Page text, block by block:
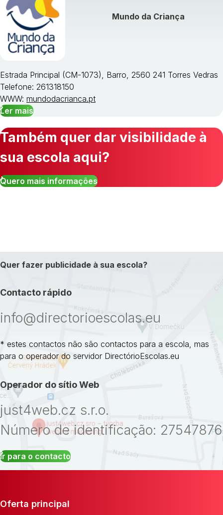
Mundo da Criança
Estrada Principal (CM-1073), Barro, 2560 241 Torres Vedras
Telefone: 261318150
WWW: mundodacrianca.pt
Ler mais
Também quer dar visibilidade à
sua escola aqui?
Quero mais informações
Quer fazer publicidade à sua escola?
Contacto rápido
info@directorioescolas.eu
* estes contactos não são contactos para a escola, mas
para o operador do servidor DirectórioEscolas.eu
Operador do sítio Web
just4web.cz s.r.o.
Número de identificação: 27547876
Ir para o contacto
Oferta principal